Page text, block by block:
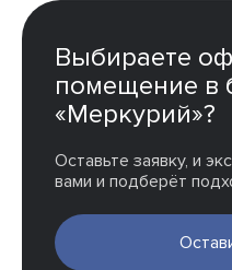
Выбираете
помещение в
«Меркурий»?
Оставьте заявку, и
вами и подберёт